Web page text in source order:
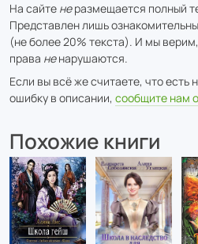
На сайте неразмещается полный
Представлен лишь
(не более 20% текста). И мы
права ненарушаются.
Если вы всё же считаете, что есть
ошибку в описании, сообщите нам
Похожие книги